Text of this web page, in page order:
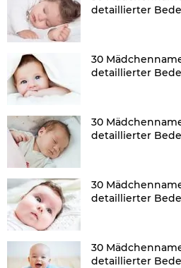
detaillierter
30
detaillierter
30
detaillierter
30
detaillierter
30
detaillierter